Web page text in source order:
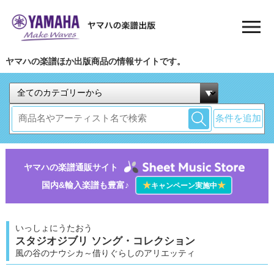
ヤマハの楽譜ほか出版商品の情報サイトです。
条件を追加
ヤマハの楽譜通販サイト
国内&輸入楽譜も豊富♪
★キャンペーン実施中★
いっしょにうたおう
スタジオジブリ ソング・コレクション
風の谷のナウシカ～借りぐらしのアリエッティ